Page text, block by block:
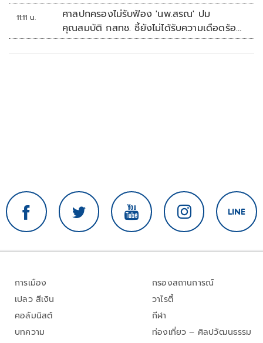
11:11 น.
ศาลปกครองไม่รับฟ้อง 'นพ.สรณ' ปม
คุณสมบัติ กสทช. ชี้ยังไม่ได้รับความเดือดร้อน
เสียหาย
การเมือง
เปลว สีเงิน
คอลัมนิสต์
บทความ
กรองสถานการณ์
วาไรตี้
กีฬา
ท่องเที่ยว – ศิลปวัฒนธรรม